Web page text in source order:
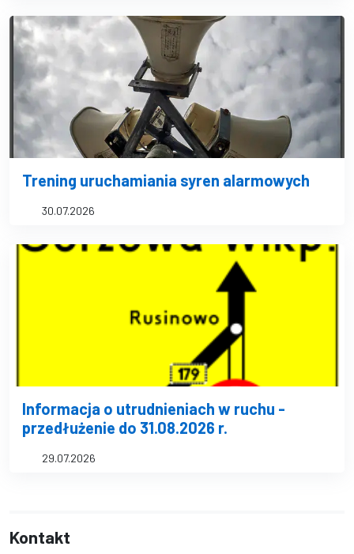
Trening uruchamiania syren alarmowych
30.07.2026
Informacja o utrudnieniach w ruchu -
przedłużenie do 31.08.2026 r.
29.07.2026
Kontakt